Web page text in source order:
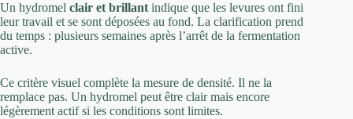
Un hydromel clair et brillant indique que les levures ont fini
leur travail et se sont déposées au fond. La clarification prend
du temps : plusieurs semaines après l’arrêt de la fermentation
active.
Ce critère visuel complète la mesure de densité. Il ne la
remplace pas. Un hydromel peut être clair mais encore
légèrement actif si les conditions sont limites.